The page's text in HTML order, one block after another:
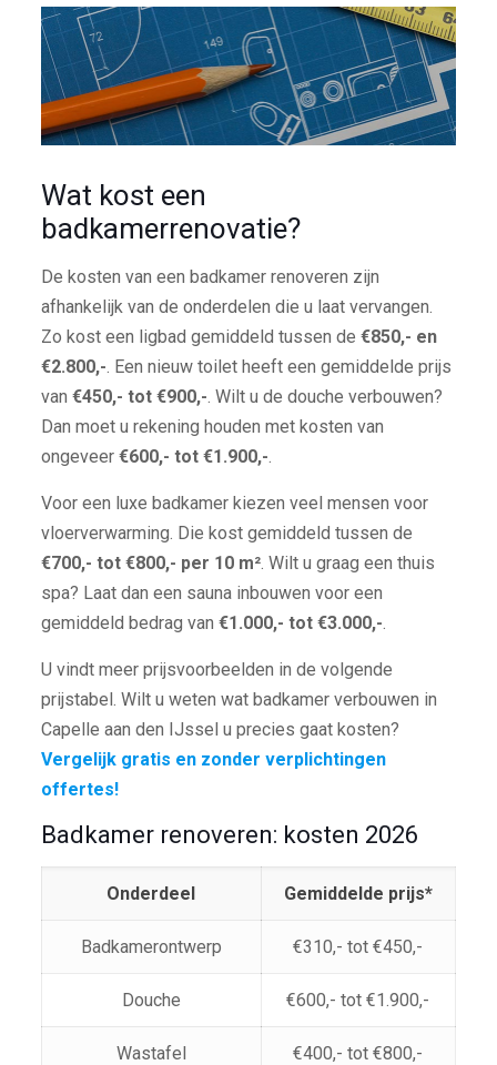
Wat kost een
badkamerrenovatie?
De kosten van een badkamer renoveren zijn
afhankelijk van de onderdelen die u laat vervangen.
Zo kost een ligbad gemiddeld tussen de €850,- en
€2.800,-. Een nieuw toilet heeft een gemiddelde prijs
van €450,- tot €900,-. Wilt u de douche verbouwen?
Dan moet u rekening houden met kosten van
ongeveer €600,- tot €1.900,-.
Voor een luxe badkamer kiezen veel mensen voor
vloerverwarming. Die kost gemiddeld tussen de
€700,- tot €800,- per 10 m². Wilt u graag een thuis
spa? Laat dan een sauna inbouwen voor een
gemiddeld bedrag van €1.000,- tot €3.000,-.
U vindt meer prijsvoorbeelden in de volgende
prijstabel. Wilt u weten wat badkamer verbouwen in
Capelle aan den IJssel u precies gaat kosten?
Vergelijk gratis en zonder verplichtingen
offertes!
Badkamer renoveren: kosten 2026
Onderdeel Gemiddelde prijs*
Badkamerontwerp €310,- tot €450,-
Douche €600,- tot €1.900,-
Wastafel €400,- tot €800,-